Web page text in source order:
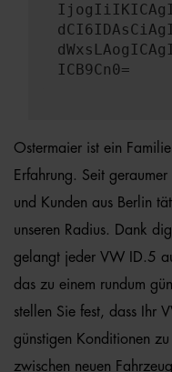
ICB9Cn0=
Ostermaier ist ein
Erfahrung. Seit
und Kunden aus Berlin
unseren Radius. Dank
gelangt jeder VW ID.5
das zu einem rundum
stellen Sie fest, dass Ihr
günstigen Konditionen
zwischen neuen